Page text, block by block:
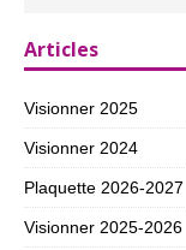
Articles
Visionner 2025
Visionner 2024
Plaquette 2026-2027
Visionner 2025-2026